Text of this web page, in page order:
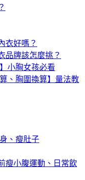
衣好嗎？
品牌該怎麼挑？
小胸女孩必看
、胸圍換算】量法教
、瘦肚子
瘦小腹運動、日常飲